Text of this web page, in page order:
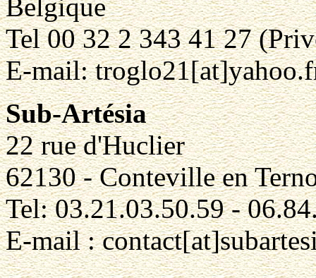
Belgique
Tel 00 32 2 343 41 27
E-mail:
Sub-Artésia
22 rue d'Huclier
62130 - Conteville en
Tel: 03.21.03.50.59 -
E-mail :